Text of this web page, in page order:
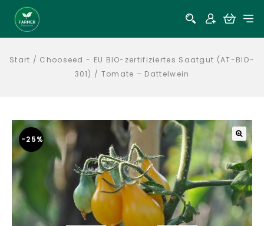
Start / Chooseed - EU BIO-zertifiziertes Saatgut (AT-BIO-
301) / Tomate – Dattelwein
🔍
-25%